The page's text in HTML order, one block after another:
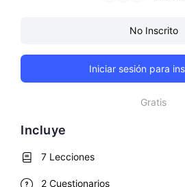
No Inscrito
Iniciar sesión para
Gratis
Incluye
7 Lecciones
2 Cuestionarios